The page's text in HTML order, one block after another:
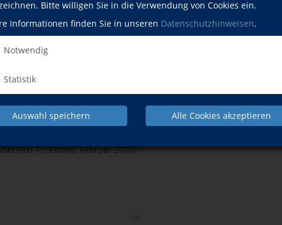
Bitte willigen Sie in die Verwendung von Cookies ein.
Informationen finden Sie in unseren Datenschutzhinweisen.
Notwendig
Statistik
Auswahl speichern Alle Cookies akzeptieren
Sa., 31.10.2026
Sa., 14.11.2026
Leitbild
qualifizierte Kursleitende, denen die Vermittlung von
individuellen Lernprozesse der Teilnehmenden am
1: Leitbild, Februar 2010)